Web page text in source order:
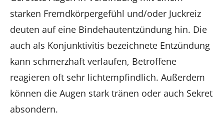
starken Fremdkörpergefühl und/oder Juckreiz
deuten auf eine Bindehautentzündung hin. Die
auch als Konjunktivitis bezeichnete Entzündung
kann schmerzhaft verlaufen, Betroffene
reagieren oft sehr lichtempfindlich. Außerdem
können die Augen stark tränen oder auch Sekret
absondern.